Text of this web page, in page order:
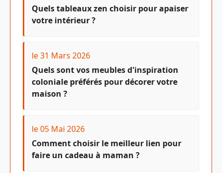
Quels tableaux zen choisir pour apaiser
votre intérieur ?
le 31 Mars 2026
Quels sont vos meubles d'inspiration
coloniale préférés pour décorer votre
maison ?
le 05 Mai 2026
Comment choisir le meilleur lien pour
faire un cadeau à maman ?